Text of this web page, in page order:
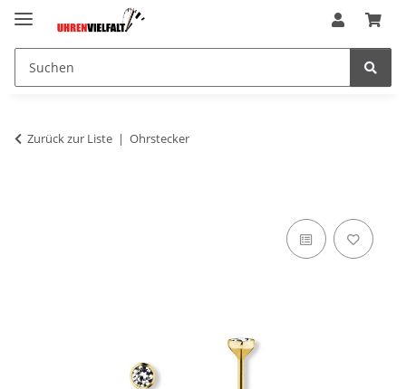
Zurück zur Liste Ohrstecker